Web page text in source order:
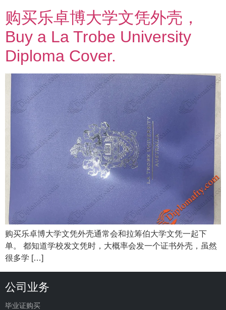
购买乐卓博大学文凭外壳，
Buy a La Trobe University
Diploma Cover.
购买乐卓博大学文凭外壳通常会和拉筹伯大学文凭一起下
单。 都知道学校发文凭时，大概率会发一个证书外壳，虽然
很多学 […]
公司业务
毕业证购买